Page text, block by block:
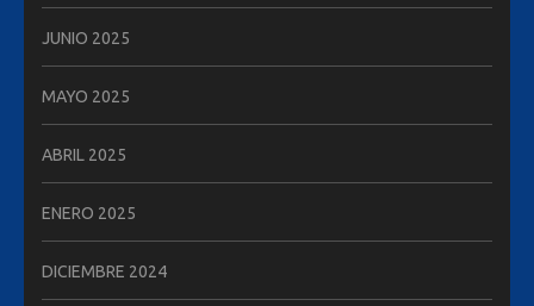
JUNIO 2025
MAYO 2025
ABRIL 2025
ENERO 2025
DICIEMBRE 2024